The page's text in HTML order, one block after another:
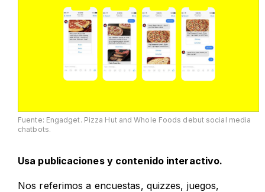
Fuente: Engadget. Pizza Hut and Whole Foods debut social media
chatbots.
Usa publicaciones y contenido interactivo.
Nos referimos a encuestas, quizzes, juegos,